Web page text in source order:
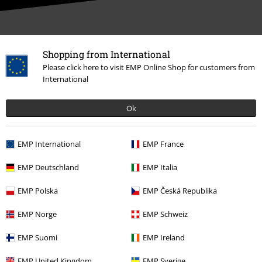
Shopping from International
Please click here to visit EMP Online Shop for customers from
International
Ok
EMP International EMP France
EMP Deutschland EMP Italia
EMP Polska EMP Česká Republika
EMP Norge EMP Schweiz
EMP Suomi EMP Ireland
Il nostro servizio clienti è qui per te
Il servizio clienti è attivo dalle Lunedì alle 08:30 (Lun - Ven, esclusi
festivi).
Informazioni ulteriori
Servizio Clienti
FAQ
Condizioni di Reso
Rendi un articolo
Info taglie